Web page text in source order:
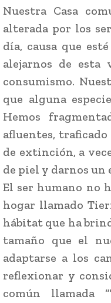
Nuestra Casa
alterada por los
día, causa que
alejarnos de esta
consumismo.
que alguna
Hemos
afluentes, traficado
de extinción, a
de piel y darnos un
El ser humano no
hogar llamado
hábitat que ha
tamaño que el
adaptarse a los
reflexionar y
común llamada